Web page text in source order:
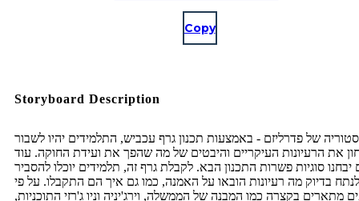
Copy
Storyboard Description
של פדרליזם - באמצעות תכנון גרף עכביש, התלמידים יהיו לשבור
את הרעיונות העיקריים והיבטים של מה שהפך את ועידת החוקה. עוד
יבחנו סוגיות פשרות התכנון הבא. לקבלת גרף זה, תלמידים יוכלו להסביר
בדיוק מה רעיונות הובאו על האמנה, כמו גם איך הם התקבלו. על פי
מתארים בקצרה כמו המבנה של הממשלה, וירג'יניה וניו ג'רזי התוכניות,